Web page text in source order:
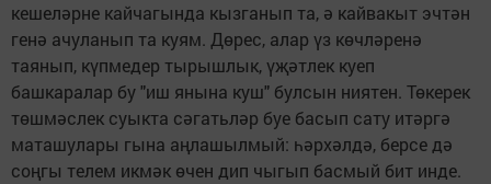
кешеләрне кайчагында кызганып та, ә кайвакыт эчтән
генә ачуланып та куям. Дөрес, алар үз көчләренә
таянып, күпмедер тырышлык, үҗәтлек куеп
башкаралар бу "иш янына куш" булсын ниятен. Төкерек
төшмәслек суыкта сәгатьләр буе басып сату итәргә
маташулары гына аңлашылмый: һәрхәлдә, берсе дә
соңгы телем икмәк өчен дип чыгып басмый бит инде.